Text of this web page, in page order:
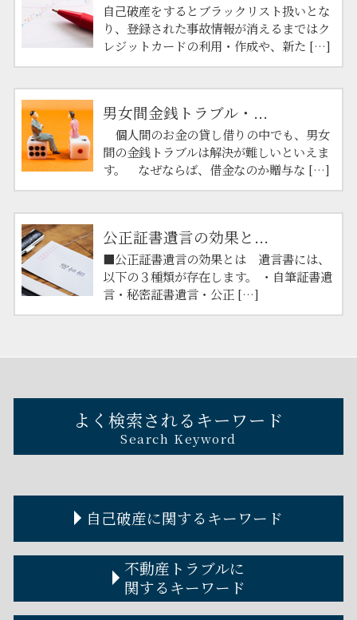
自己破産をするとブラックリスト扱いとな
り、登録された事故情報が消えるまではク
レジットカードの利用・作成や、新た […]
男女間金銭トラブル・...
個人間のお金の貸し借りの中でも、男女
間の金銭トラブルは解決が難しいといえま
す。 なぜならば、借金なのか贈与な […]
公正証書遺言の効果と...
■公正証書遺言の効果とは 遺言書には、
以下の３種類が存在します。 ・自筆証書遺
言・秘密証書遺言・公正 […]
よく検索されるキーワード
Search Keyword
自己破産に関するキーワード
自己破産 車 ローン
破産管財人 権限
自己破産 条件
不動産トラブルに
関するキーワード